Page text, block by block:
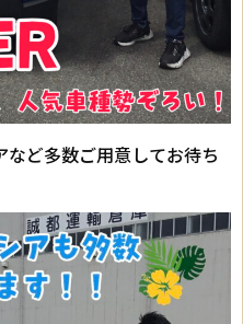
ど多数ご用意してお待ち